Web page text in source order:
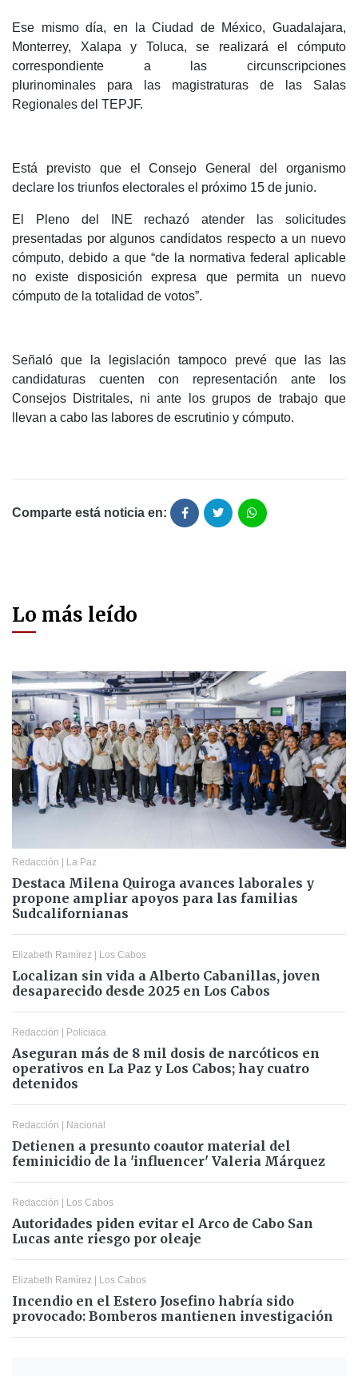
Ese mismo día, en la Ciudad de México, Guadalajara,
Monterrey, Xalapa y Toluca, se realizará el cómputo
correspondiente a las circunscripciones
plurinominales para las magistraturas de las Salas
Regionales del TEPJF.
Está previsto que el Consejo General del organismo
declare los triunfos electorales el próximo 15 de junio.
El Pleno del INE rechazó atender las solicitudes
presentadas por algunos candidatos respecto a un nuevo
cómputo, debido a que “de la normativa federal aplicable
no existe disposición expresa que permita un nuevo
cómputo de la totalidad de votos”.
Señaló que la legislación tampoco prevé que las las
candidaturas cuenten con representación ante los
Consejos Distritales, ni ante los grupos de trabajo que
llevan a cabo las labores de escrutinio y cómputo.
Comparte está noticia en:
Lo más leído
Redacción | La Paz
Destaca Milena Quiroga avances laborales y
propone ampliar apoyos para las familias
Sudcalifornianas
Elizabeth Ramírez | Los Cabos
Localizan sin vida a Alberto Cabanillas, joven
desaparecido desde 2025 en Los Cabos
Redacción | Policiaca
Aseguran más de 8 mil dosis de narcóticos en
operativos en La Paz y Los Cabos; hay cuatro
detenidos
Redacción | Nacional
Detienen a presunto coautor material del
feminicidio de la 'influencer' Valeria Márquez
Redacción | Los Cabos
Autoridades piden evitar el Arco de Cabo San
Lucas ante riesgo por oleaje
Elizabeth Ramírez | Los Cabos
Incendio en el Estero Josefino habría sido
provocado: Bomberos mantienen investigación